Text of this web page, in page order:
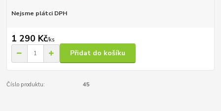
Nejsme plátci DPH
1 290 Kč/ks
Přidat do košíku
Číslo produktu: 45